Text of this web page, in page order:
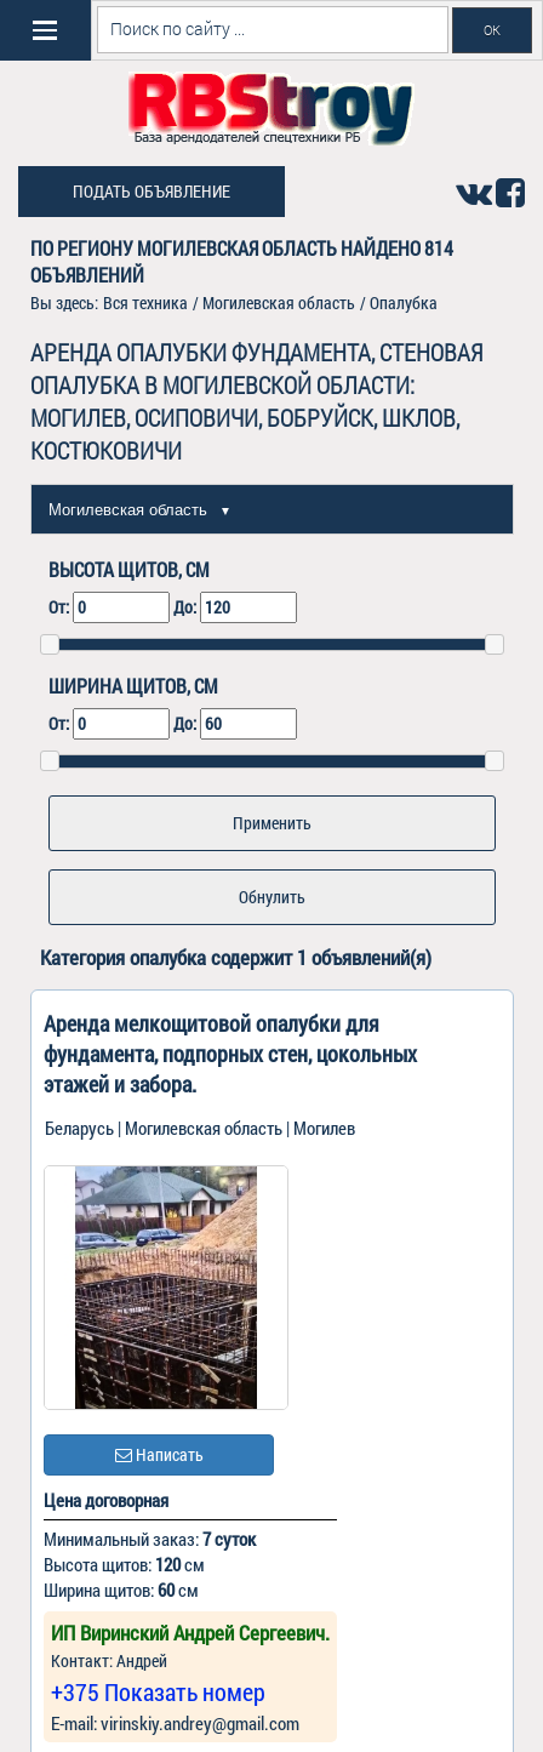
ПОДАТЬ ОБЪЯВЛЕНИЕ
ПО РЕГИОНУ МОГИЛЕВСКАЯ ОБЛАСТЬ НАЙДЕНО814
ОБЪЯВЛЕНИЙ
Вы здесь: Вся техника / Могилевская область /Опалубка
АРЕНДА ОПАЛУБКИ ФУНДАМЕНТА, СТЕНОВАЯ
ОПАЛУБКА В МОГИЛЕВСКОЙ ОБЛАСТИ:
МОГИЛЕВ, ОСИПОВИЧИ, БОБРУЙСК, ШКЛОВ,
КОСТЮКОВИЧИ
Могилевская область ▼
ВЫСОТА ЩИТОВ, СМ
От: До:
ШИРИНА ЩИТОВ, СМ
От: До:
Обнулить
Категорияопалубкасодержит 1 объявлений(я)
Аренда мелкощитовой опалубки для
фундамента, подпорных стен, цокольных
этажей и забора.
Беларусь | Могилевская область | Могилев
Написать
Цена договорная
Минимальный заказ:7 суток
Высота щитов: 120см
Ширина щитов:60см
ИП Виринский Андрей Сергеевич.
Контакт: Андрей
+375 Показать номер
Е-mail: virinskiy.andrey@gmail.com